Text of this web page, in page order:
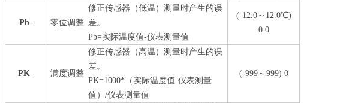
Pb- 零位调整
修正传感器（低温）测量时产生的误
差。
Pb=实际温度值-仪表测量值
(-12.0～12.0℃)
0.0
PK- 满度调整
修正传感器（高温）测量时产生的误
差。
PK=1000*（实际温度值-仪表测量
值）/仪表测量值
(-999～999) 0